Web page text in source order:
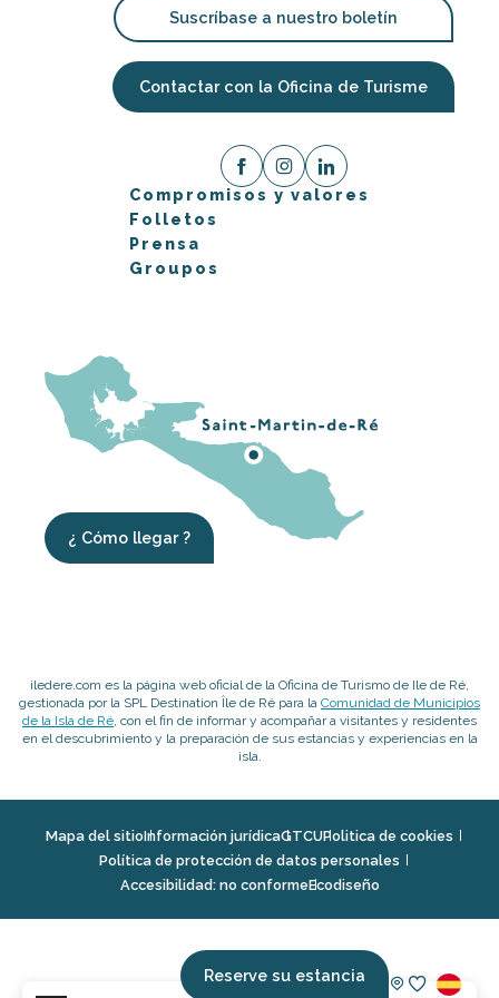
Reserve su estancia
Suscríbase a nuestro boletín
Contactar con la Oficina de Turisme
Compromisos y valores
Folletos
Prensa
Groupos
¿ Cómo llegar ?
iledere.com es la página web oficial de la Oficina de Turismo de Ile de Ré,
gestionada por la SPL Destination Île de Ré para la Comunidad de Municipios
de la Isla de Ré, con el fin de informar y acompañar a visitantes y residentes
en el descubrimiento y la preparación de sus estancias y experiencias en la
isla.
Mapa del sitioInformación jurídicaGTCUPolitica de cookies
Política de protección de datos personales
Accesibilidad: no conformeEcodiseño